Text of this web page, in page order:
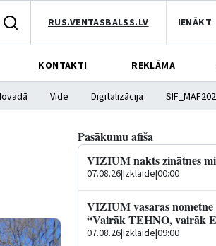
RUS.VENTASBALSS.LV IENĀKT
KONTAKTI REKLĀMA
Vide Digitalizācija
Pasākumu afiša
VIZIUM nakts zinātnes
07.08.26|Izklaide|00:00
VIZIUM vasaras
“Vairāk TEHNO, vairāk
07.08.26|Izklaide|09:00